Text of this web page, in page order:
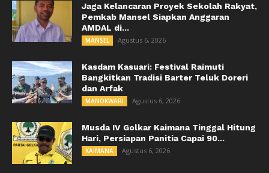
Jaga Kelancaran Proyek Sekolah Rakyat,
Pemkab Mansel Siapkan Anggaran
AMDAL di...
MANSEL Agustus 6, 2026
Kasdam Kasuari: Festival Raimuti
Bangkitkan Tradisi Barter Teluk Doreri
dan Arfak
MANOKWARI Agustus 6, 2026
Musda IV Golkar Kaimana Tinggal Hitung
Hari, Persiapan Panitia Capai 90...
KAIMANA Agustus 6, 2026